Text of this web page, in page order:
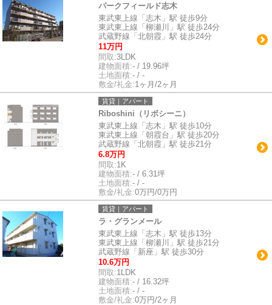
パークフィールド志木
東武東上線「志木」駅 徒歩9分
東武東上線「柳瀬川」駅 徒歩24分
武蔵野線「北朝霞」駅 徒歩24分
11万円
間取:3LDK
建物面積:- / 19.96坪
土地面積:- / -
敷金/礼金:1ヶ月/2ヶ月
賃貸｜アパート
Riboshini（リボシーニ）
東武東上線「志木」駅 徒歩10分
東武東上線「朝霞台」駅 徒歩20分
武蔵野線「北朝霞」駅 徒歩21分
6.8万円
間取:1K
建物面積:- / 6.31坪
土地面積:- / -
敷金/礼金:0万円/0万円
賃貸｜アパート
ラ・グランメール
東武東上線「志木」駅 徒歩13分
東武東上線「柳瀬川」駅 徒歩21分
武蔵野線「新座」駅 徒歩30分
10.6万円
間取:1LDK
建物面積:- / 16.32坪
土地面積:- / -
敷金/礼金:0万円/2ヶ月